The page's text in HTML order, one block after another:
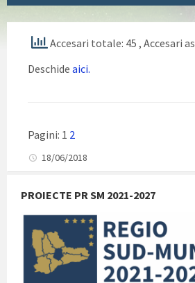
Accesari totale: 45 , Accesari
Deschide aici.
Pagini: 1 2
18/06/2018
PROIECTE PR SM 2021-2027